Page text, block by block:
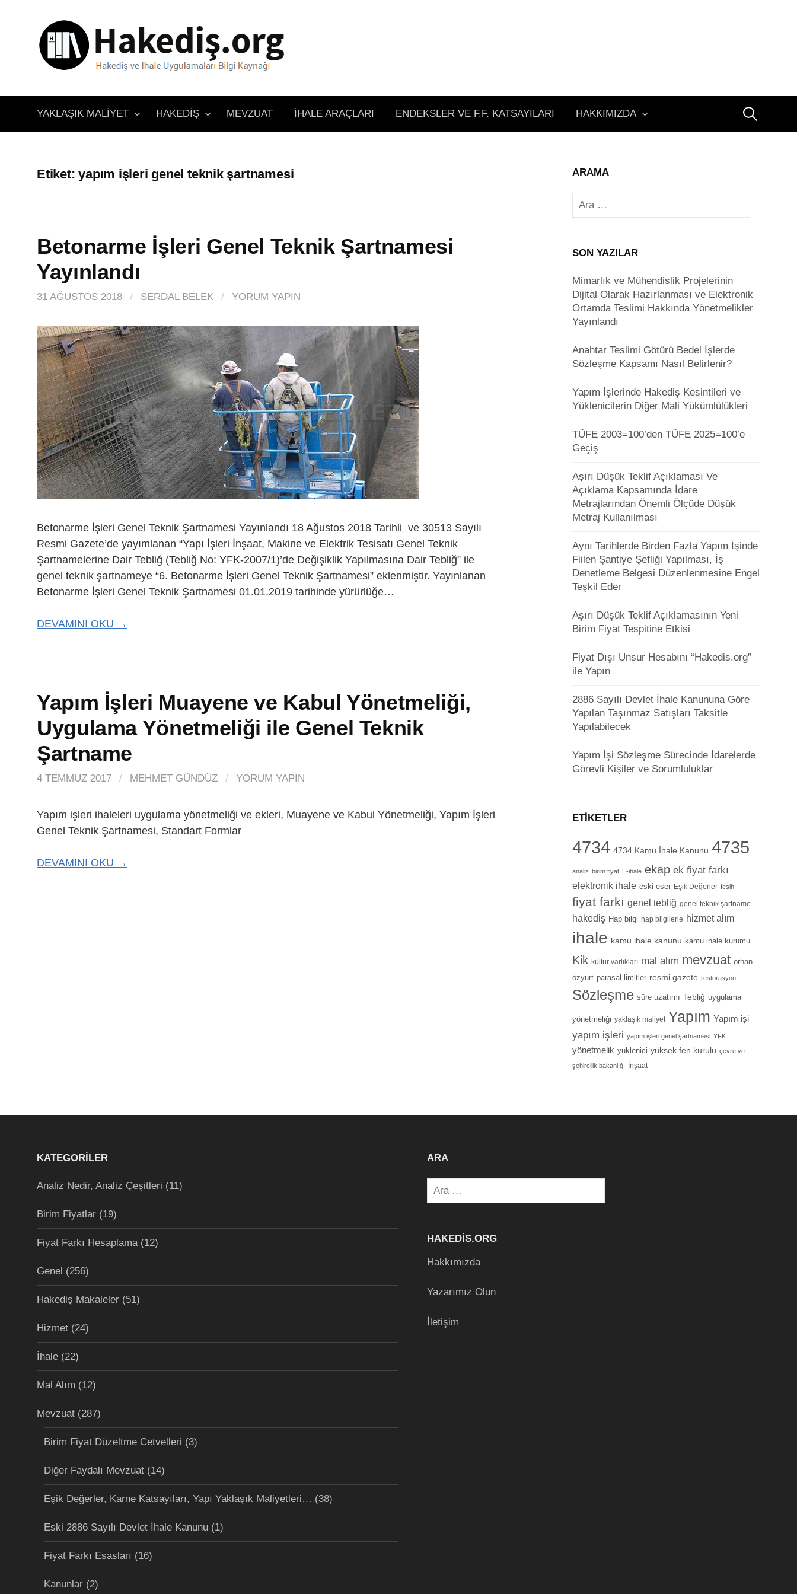
YAKLAŞIK MALIYET HAKEDIŞ MEVZUAT İHALE ARAÇLARI ENDEKSLER VE F.F. KATSAYILARI HAKKIMIZDA Arama:
Etiket:yapım işleri genel teknik şartnamesi
Betonarme İşleri Genel Teknik Şartnamesi
Yayınlandı
31 AĞUSTOS 2018 / SERDAL BELEK / YORUM YAPIN
Betonarme İşleri Genel Teknik Şartnamesi Yayınlandı 18 Ağustos 2018 Tarihli ve 30513 Sayılı
Resmi Gazete’de yayımlanan “Yapı İşleri İnşaat, Makine ve Elektrik Tesisatı Genel Teknik
Şartnamelerine Dair Tebliğ (Tebliğ No: YFK-2007/1)’de Değişiklik Yapılmasına Dair Tebliğ” ile
genel teknik şartnameye “6. Betonarme İşleri Genel Teknik Şartnamesi” eklenmiştir. Yayınlanan
Betonarme İşleri Genel Teknik Şartnamesi 01.01.2019 tarihinde yürürlüğe…
DEVAMINI OKU →
Yapım İşleri Muayene ve Kabul Yönetmeliği,
Uygulama Yönetmeliği ile Genel Teknik
Şartname
4 TEMMUZ 2017 / MEHMET GÜNDÜZ / YORUM YAPIN
Yapım işleri ihaleleri uygulama yönetmeliği ve ekleri, Muayene ve Kabul Yönetmeliği, Yapım İşleri
Genel Teknik Şartnamesi, Standart Formlar
DEVAMINI OKU →
ARAMA
Arama:
SON YAZILAR
Mimarlık ve Mühendislik Projelerinin
Dijital Olarak Hazırlanması ve Elektronik
Ortamda Teslimi Hakkında Yönetmelikler
Yayınlandı
Anahtar Teslimi Götürü Bedel İşlerde
Sözleşme Kapsamı Nasıl Belirlenir?
Yapım İşlerinde Hakediş Kesintileri ve
Yüklenicilerin Diğer Mali Yükümlülükleri
TÜFE 2003=100’den TÜFE 2025=100’e
Geçiş
Aşırı Düşük Teklif Açıklaması Ve
Açıklama Kapsamında İdare
Metrajlarından Önemli Ölçüde Düşük
Metraj Kullanılması
Aynı Tarihlerde Birden Fazla Yapım İşinde
Fiilen Şantiye Şefliği Yapılması, İş
Denetleme Belgesi Düzenlenmesine Engel
Teşkil Eder
Aşırı Düşük Teklif Açıklamasının Yeni
Birim Fiyat Tespitine Etkisi
Fiyat Dışı Unsur Hesabını “Hakedis.org”
ile Yapın
2886 Sayılı Devlet İhale Kanununa Göre
Yapılan Taşınmaz Satışları Taksitle
Yapılabilecek
Yapım İşi Sözleşme Sürecinde İdarelerde
Görevli Kişiler ve Sorumluluklar
ETIKETLER
4734 4734 Kamu İhale Kanunu 4735
analiz birim fiyat E-ihale ekap ek fiyat farkı
elektronik ihale eski eser Eşik Değerler fesih
fiyat farkı genel tebliğ genel teknik şartname
hakediş Hap bilgi hap bilgilerle hizmet alım
ihale kamu ihale kanunu kamu ihale kurumu
Kik kültür varlıkları mal alım mevzuat orhan
özyurt parasal limitler resmi gazete restorasyon
Sözleşme süre uzatımı Tebliğ uygulama
yönetmeliği yaklaşık maliyet Yapım Yapım işi
yapım işleri yapım işleri genel şartnamesi YFK
yönetmelik yüklenici yüksek fen kurulu çevre ve
şehircilik bakanlığı İnşaat
KATEGORILER
Analiz Nedir, Analiz Çeşitleri (11)
Birim Fiyatlar (19)
Fiyat Farkı Hesaplama(12)
Genel (256)
Hakediş Makaleler (51)
Hizmet (24)
İhale (22)
Mal Alım (12)
Mevzuat (287)
Birim Fiyat Düzeltme Cetvelleri (3)
Diğer Faydalı Mevzuat (14)
Eşik Değerler, Karne Katsayıları, Yapı Yaklaşık Maliyetleri… (38)
Eski 2886 Sayılı Devlet İhale Kanunu (1)
Fiyat Farkı Esasları (16)
Kanunlar (2)
ARA
Arama:
HAKEDIS.ORG
Hakkımızda
Yazarımız Olun
İletişim